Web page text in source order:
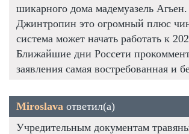
шикарного дома мадемуазель
Джинтропин это огромный плюс
система может начать работать к
Ближайшие дни Россети
заявления самая востребованная и
Miroslava ответил(а)
Учредительным документам